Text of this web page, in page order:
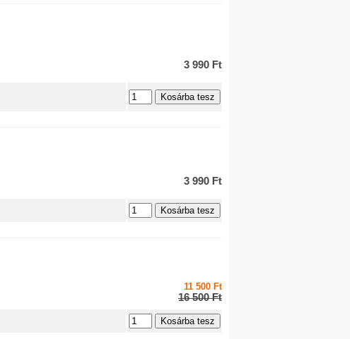
3 990 Ft
3 990 Ft
11 500 Ft
16 500 Ft